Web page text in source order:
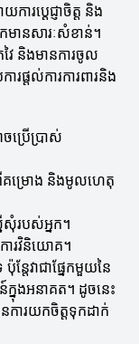
ារប្តេជ្ញាចិត្ត និង
មានសារៈសំខាន់។
ៃ និងមានការចូល
ផ្តល់ការការពារនិង
ប្រើប្រាស់
គម្រោង និងមូលហេតុ
ើសុំរបស់អ្នក។
ារវិនិយោគ។
តែវាជាផ្នែកមួយនៃ
ក្នុងអនាគត។ ដូចនេះ
ការយកចិត្តទុកដាក់